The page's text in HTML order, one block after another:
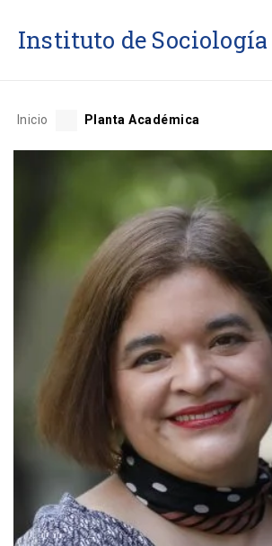
Instituto de Sociología
Inicio Planta Académica